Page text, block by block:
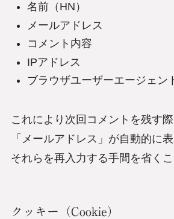
名前（HN）
メールアドレス
コメント内容
IPアドレス
ブラウザユーザーエージェン
これにより次回コメントを残す
「メールアドレス」が自動的に
それらを再入力する手間を省くこ
クッキー（Cookie）